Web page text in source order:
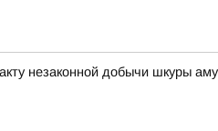
незаконной добычи шкуры